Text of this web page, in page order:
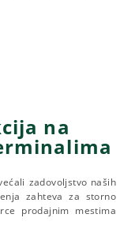
na
zadovoljstvo naših
zahteva za storno
prodajnim mestima